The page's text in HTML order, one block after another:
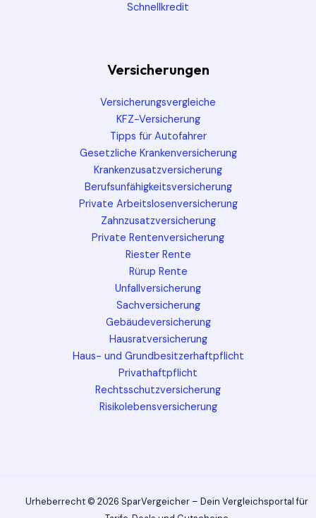
Schnellkredit
Versicherungen
Versicherungsvergleiche
KFZ-Versicherung
Tipps für Autofahrer
Gesetzliche Krankenversicherung
Krankenzusatzversicherung
Berufsunfähigkeitsversicherung
Private Arbeitslosenversicherung
Zahnzusatzversicherung
Private Rentenversicherung
Riester Rente
Rürup Rente
Unfallversicherung
Sachversicherung
Gebäudeversicherung
Hausratversicherung
Haus- und Grundbesitzerhaftpflicht
Privathaftpflicht
Rechtsschutzversicherung
Risikolebensversicherung
Urheberrecht © 2026 SparVergeicher – Dein Vergleichsportal für